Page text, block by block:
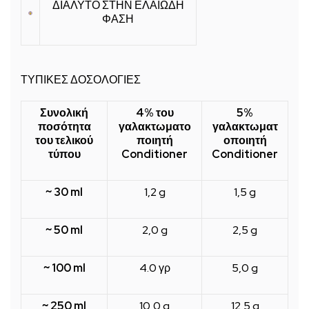
ΔΙΑΛΥΤΟ ΣΤΗΝ ΕΛΑΙΩΔΗ
ΦΑΣΗ
ΤΥΠΙΚΕΣ ΔΟΣΟΛΟΓΙΕΣ
Συνολική
ποσότητα
του τελικού
τύπου
4% του
γαλακτωματο
ποιητή
Conditioner
5%
γαλακτωματ
οποιητή
Conditioner
~ 30 ml 1,2 g 1,5 g
~ 50 ml 2,0 g 2,5 g
~ 100 ml 4.0 γρ 5,0 g
~ 250 ml 10,0 g 12,5 g